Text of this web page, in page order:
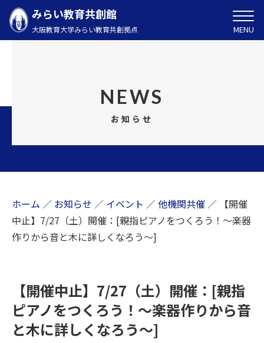
みらい教育共創館
大阪教育大学みらい教育共創拠点 MENU
NEWS
お知らせ
ホーム ／ お知らせ ／ イベント ／他機関共催 ／ 【開催
中止】7/27（土）開催：[親指ピアノをつくろう！～楽器
作りから音と木に詳しくなろう～]
【開催中止】7/27（土）開催：[親指
ピアノをつくろう！～楽器作りから音
と木に詳しくなろう～]